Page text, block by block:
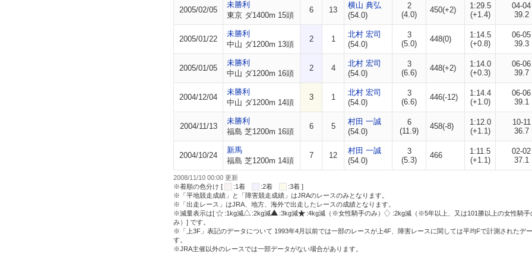
2005/02/05
未勝利
東京 ダ1400m 15頭
6 13
横山 典弘
(54.0)
2
(4.0)
450(+2)
1:29.5
(+1.4)
04-04
39.2
2005/01/22
未勝利
中山 ダ1200m 13頭
2 1
北村 宏司
(54.0)
3
(5.0)
448(0)
1:14.5
(+0.8)
06-05
39.3
2005/01/05
未勝利
中山 ダ1200m 16頭
2 4
北村 宏司
(54.0)
3
(6.6)
448(+2)
1:14.0
(+0.3)
06-06
39.7
2004/12/04
未勝利
中山 ダ1200m 14頭
3 1
北村 宏司
(54.0)
3
(6.6)
446(-12)
1:14.4
(+1.0)
06-06
39.1
2004/11/13
未勝利
福島 芝1200m 16頭
6 5
村田 一誠
(54.0)
6
(11.9)
458(-8)
1:12.0
(+1.1)
10-11
36.7
2004/10/24
新馬
福島 芝1200m 14頭
7 12
村田 一誠
(54.0)
3
(5.3)
466
1:11.5
(+1.1)
02-02
37.1
2008/11/10 00:00 更新
※着順の色分け [
:1着 :2着
:3着 ]
※「平地競走成績」と「障害競走成績」はJRAのレースのみとなります。
※「出走レース」はJRA、地方、海外で出走したレースの成績となります。
※減量表示は[
:1kg減 :2kg減 :3kg減 :4kg減（※女性騎手のみ）
:2kg減（※5年以上、又は101勝以上の女性騎手
み）] です。
※「上3F」表記のデータについて 1993年4月以前では一部のレースが上4F、障害レースに関しては平均Fで計測されたデ
す。
※JRA主催以外のレースでは一部データがない場合があります。